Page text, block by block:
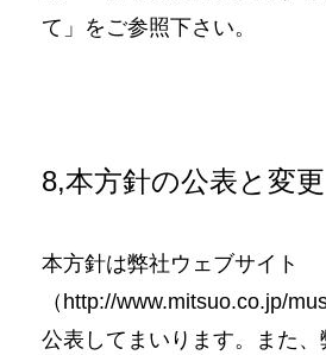
て」をご参照下さい。
8,本方針の公表と変更
本方針は弊社ウェブサイト
（ http://www.mitsuo.co.jp/
公表してまいります。また